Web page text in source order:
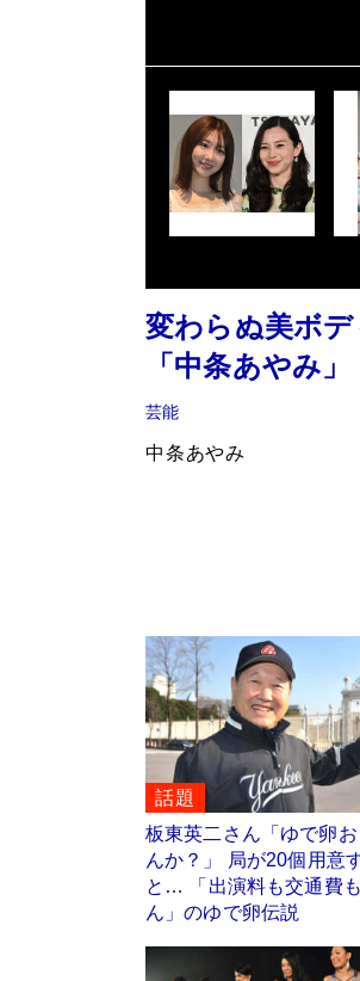
変わらぬ美ボデ
「中条あやみ
芸能
中条あやみ
話題
板東英二さん「ゆで卵
んか？」 局が20個用意
と… 「出演料も交通費
ん」のゆで卵伝説